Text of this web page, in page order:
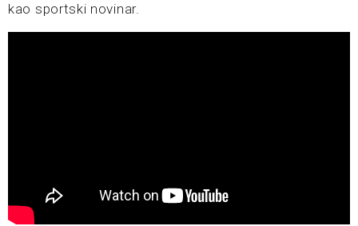
kao sportski novinar.